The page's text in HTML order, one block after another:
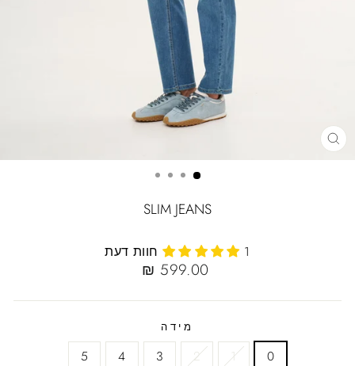
SLIM JEANS
1 חוות דעת
Regular
599.00 ₪
מידה
0
1
2
3
4
5
CLOSE